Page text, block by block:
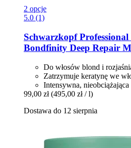
2 opcje
5.0 (1)
Schwarzkopf Professional
Bondfinity Deep Repair
Do włosów blond i
Zatrzymuje keratynę we
Intensywna, nieobciążająca
99,00 zł (495,00 zł / l)
Dostawa do 12 sierpnia